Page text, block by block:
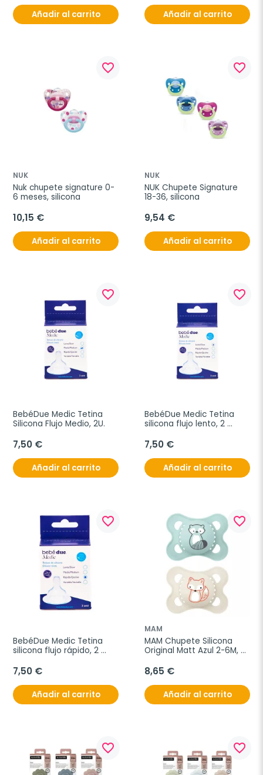
Añadir al carrito Añadir al carrito
favorite_border
NUK
Nuk chupete signature 0-
6 meses, silicona
10,15 €
Añadir al carrito
favorite_border
NUK
NUK Chupete Signature
18-36, silicona
9,54 €
Añadir al carrito
favorite_border
BebéDue Medic Tetina
Silicona Flujo Medio, 2U.
7,50 €
Añadir al carrito
favorite_border
BebéDue Medic Tetina
silicona flujo lento, 2
7,50 €
Añadir al carrito
favorite_border
BebéDue Medic Tetina
silicona flujo rápido, 2
7,50 €
Añadir al carrito
favorite_border
MAM
MAM Chupete Silicona
Original Matt Azul 2-6M, 2
8,65 €
Añadir al carrito
favorite_border favorite_border